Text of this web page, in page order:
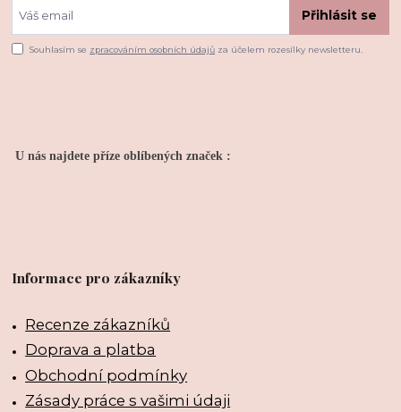
Přihlásit se
Souhlasím se zpracováním osobních údajů za účelem rozesílky newsletteru.
U nás najdete příze oblíbených značek :
Informace pro zákazníky
Recenze zákazníků
Doprava a platba
Obchodní podmínky
Zásady práce s vašimi údaji